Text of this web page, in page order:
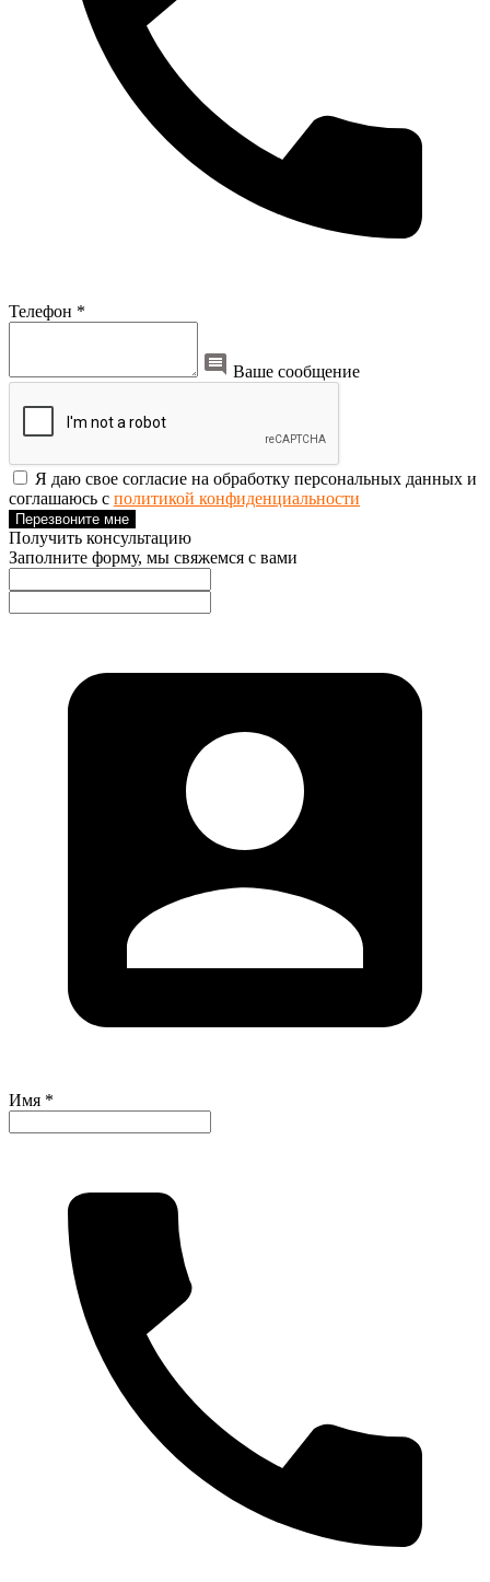
Телефон *
Ваше сообщение
Я даю свое согласие на обработку персональных данных и
соглашаюсь с политикой конфиденциальности
Перезвоните мне
Получить консультацию
Заполните форму, мы свяжемся с вами
Имя *